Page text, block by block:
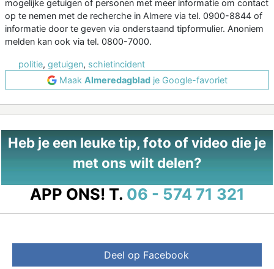
mogelijke getuigen of personen met meer informatie om contact
op te nemen met de recherche in Almere via tel. 0900-8844 of
informatie door te geven via onderstaand tipformulier. Anoniem
melden kan ook via tel. 0800-7000.
politie, getuigen, schietincident
Maak Almeredagbladje Google-favoriet
Heb je een leuke tip, foto of video die je
met ons wilt delen?
APP ONS! T. 06 - 574 71 321
Deel op Facebook